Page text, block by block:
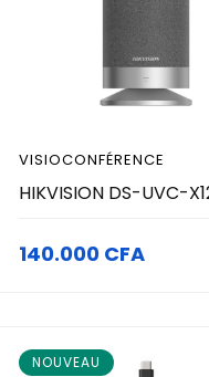
VISIOCONFÉRENCE
140.000 CFA
NOUVEAU